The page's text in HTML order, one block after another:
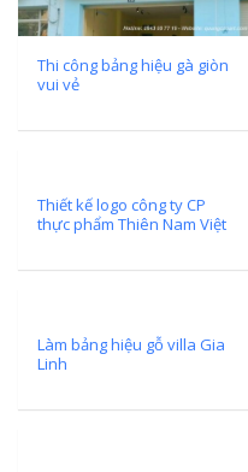
Thi công bảng hiệu gà giòn
vui vẻ
Thiết kế logo công ty CP
thực phẩm Thiên Nam Việt
Làm bảng hiệu gỗ villa Gia
Linh